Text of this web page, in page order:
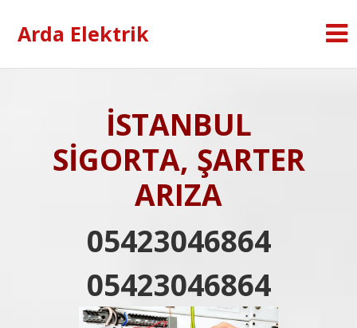
Arda Elektrik
İSTANBUL
SİGORTA, ŞARTER
ARIZA
05423046864
05423046864